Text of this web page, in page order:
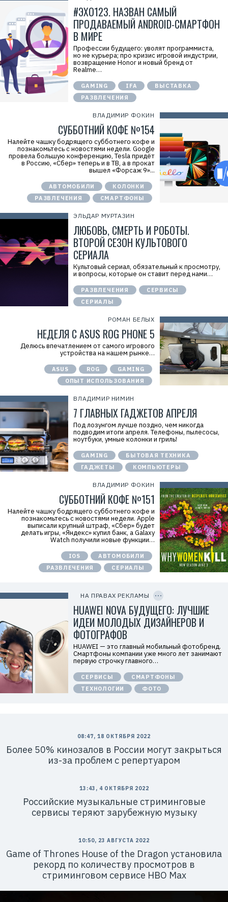
#ЭХО123. НАЗВАН САМЫЙ
ПРОДАВАЕМЫЙ ANDROID-СМАРТФОН
В МИРЕ
Профессии будущего: уволят программиста,
но не курьера; про кризис игровой индустрии,
возвращение Honor и новый бренд от
Realme…
GAMING IFA
ВЫСТАВКА
РАЗВЛЕЧЕНИЯ
ВЛАДИМИР ФОКИН
СУББОТНИЙ КОФЕ №154
Налейте чашку бодрящего субботнего кофе и
познакомьтесь с новостями недели. Google
провела большую конференцию, Tesla придёт
в Россию, «Сбер» теперь и в ТВ, а в прокат
вышел «Форсаж 9»...
АВТОМОБИЛИ
КОЛОНКИ
РАЗВЛЕЧЕНИЯ
СМАРТФОНЫ
ЭЛЬДАР МУРТАЗИН
ЛЮБОВЬ, СМЕРТЬ И РОБОТЫ.
ВТОРОЙ СЕЗОН КУЛЬТОВОГО
СЕРИАЛА
Культовый сериал, обязательный к просмотру,
и вопросы, которые он ставит перед нами…
РАЗВЛЕЧЕНИЯ
СЕРВИСЫ
СЕРИАЛЫ
РОМАН БЕЛЫХ
НЕДЕЛЯ С ASUS ROG PHONE 5
Делюсь впечатлением от самого игрового
устройства на нашем рынке…
ASUS ROG
GAMING
ОПЫТ ИСПОЛЬЗОВАНИЯ
ВЛАДИМИР НИМИН
7 ГЛАВНЫХ ГАДЖЕТОВ АПРЕЛЯ
Под лозунгом лучше поздно, чем никогда
подводим итоги апреля. Телефоны, пылесосы,
ноутбуки, умные колонки и гриль!
GAMING
БЫТОВАЯ ТЕХНИКА
ГАДЖЕТЫ
КОМПЬЮТЕРЫ
ВЛАДИМИР ФОКИН
СУББОТНИЙ КОФЕ №151
Налейте чашку бодрящего субботнего кофе и
познакомьтесь с новостями недели. Apple
выписали крупный штраф, «Сбер» будет
делать игры, «Яндекс» купил банк, а Galaxy
Watch получили новые функции…
IOS
АВТОМОБИЛИ
РАЗВЛЕЧЕНИЯ
СЕРИАЛЫ
08:47, 18 ОКТЯБРЯ 2022
Более 50% кинозалов в России могут закрыться
из-за проблем с репертуаром
13:43, 4 ОКТЯБРЯ 2022
Российские музыкальные стриминговые
сервисы теряют зарубежную музыку
10:50, 23 АВГУСТА 2022
Game of Thrones House of the Dragon установила
рекорд по количеству просмотров в
стриминговом сервисе HBO Max
НА ПРАВАХ РЕКЛАМЫ
Р
е
к
а
м
.
d
2
V
f
n
x
y
T
f
M
Р
е
к
л
а
м
о
д
а
т
О
О
О
«
х
к
м
п
а
н
й
»
И
7
1
4
4
I
HUAWEI NOVA БУДУЩЕГО: ЛУЧШИЕ
ИДЕИ МОЛОДЫХ ДИЗАЙНЕРОВ И
ФОТОГРАФОВ
HUAWEI — это главный мобильный фотобренд.
Смартфоны компании уже много лет занимают
первую строчку главного…
СЕРВИСЫ
СМАРТФОНЫ
ТЕХНОЛОГИИ
ФОТО